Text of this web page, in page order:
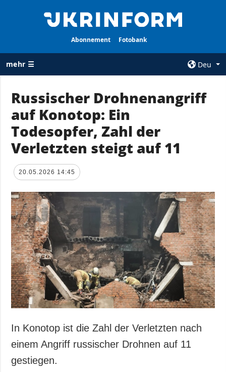
Abonnement Fotobank
mehr ☰
Deu
ALLE
RUBRIKEN
Krieg
Wiederaufbau
der Ukraine
Politik
Wirtschaft
Militär
Gesellschaft und
Kultur
Sport
Kriminalität
Notstand und
Notfälle
Über uns
Kontakte
und zum Schutz
personenbezogener
Daten
ZUSÄTZLICH
Veröffentlichungen
Interview
LEISTUNGEN
Abonnement
Russischer Drohnenangriff
auf Konotop: Ein
Todesopfer, Zahl der
Verletzten steigt auf 11
20.05.2026 14:45
In Konotop ist die Zahl der Verletzten nach
einem Angriff russischer Drohnen auf 11
gestiegen.